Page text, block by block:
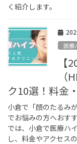
く紹介します。
医療
【
ク10選！料金
小倉で「顔のたるみ
でお悩みの方へおす
では、小倉で医療ハ
し、料金やアクセス